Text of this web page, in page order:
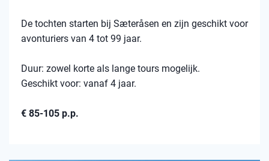
De tochten starten bij Sæteråsen en zijn geschikt voor
avonturiers van 4 tot 99 jaar.
Duur: zowel korte als lange tours mogelijk.
Geschikt voor: vanaf 4 jaar.
€ 85-105 p.p.